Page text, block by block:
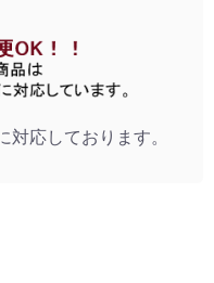
対応しております。